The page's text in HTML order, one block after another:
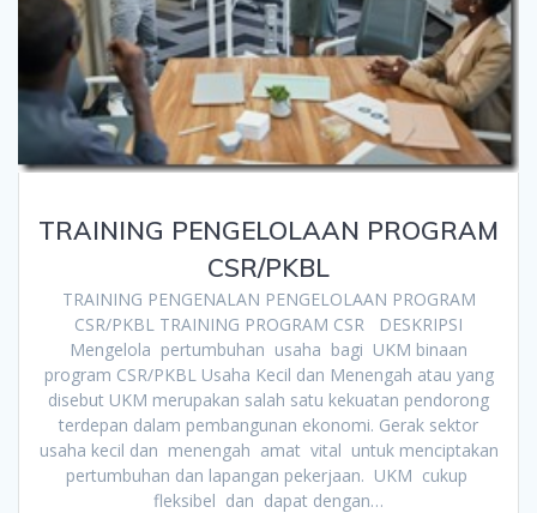
TRAINING PENGELOLAAN PROGRAM
CSR/PKBL
TRAINING PENGENALAN PENGELOLAAN PROGRAM
CSR/PKBL TRAINING PROGRAM CSR DESKRIPSI
Mengelola pertumbuhan usaha bagi UKM binaan
program CSR/PKBL Usaha Kecil dan Menengah atau yang
disebut UKM merupakan salah satu kekuatan pendorong
terdepan dalam pembangunan ekonomi. Gerak sektor
usaha kecil dan menengah amat vital untuk menciptakan
pertumbuhan dan lapangan pekerjaan. UKM cukup
fleksibel dan dapat dengan…